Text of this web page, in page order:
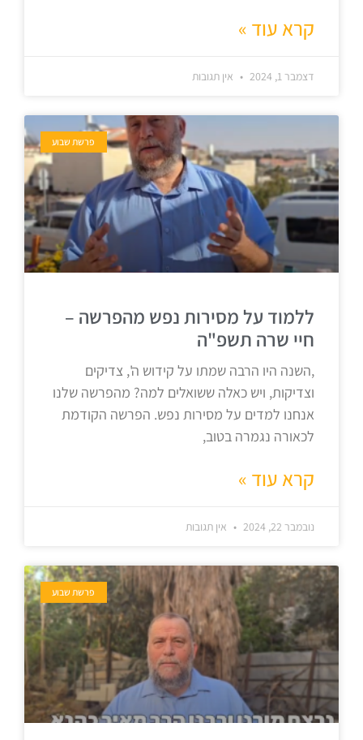
קרא עוד »
דצמבר 1, 2024 אין תגובות
פרשת שבוע
ללמוד על מסירות נפש מהפרשה –
חיי שרה תשפ"ה
,השנה היו הרבה שמתו על קידוש ה', צדיקים
וצדיקות, ויש כאלה ששואלים למה? מהפרשה שלנו
אנחנו למדים על מסירות נפש. הפרשה הקודמת
לכאורה נגמרה בטוב,
קרא עוד »
נובמבר 22, 2024 אין תגובות
פרשת שבוע